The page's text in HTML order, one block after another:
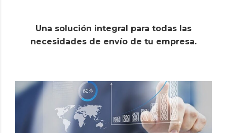
Una solución integral para todas las
necesidades de envío de tu empresa.